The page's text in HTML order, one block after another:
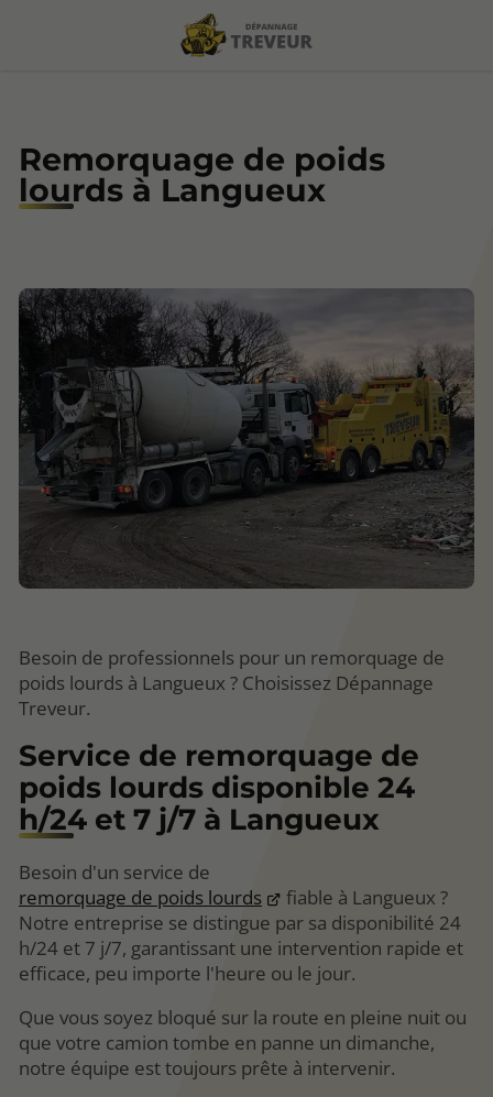
Remorquage de poids
lourds à Langueux
Besoin de professionnels pour un remorquage de
poids lourds à Langueux ? Choisissez Dépannage
Treveur.
Service de remorquage de
poids lourds disponible 24
h/24 et 7 j/7 à Langueux
Besoin d'un service de
remorquage de poids lourds
fiable à Langueux ?
Notre entreprise se distingue par sa disponibilité 24
h/24 et 7 j/7, garantissant une intervention rapide et
efficace, peu importe l'heure ou le jour.
Que vous soyez bloqué sur la route en pleine nuit ou
que votre camion tombe en panne un dimanche,
notre équipe est toujours prête à intervenir.